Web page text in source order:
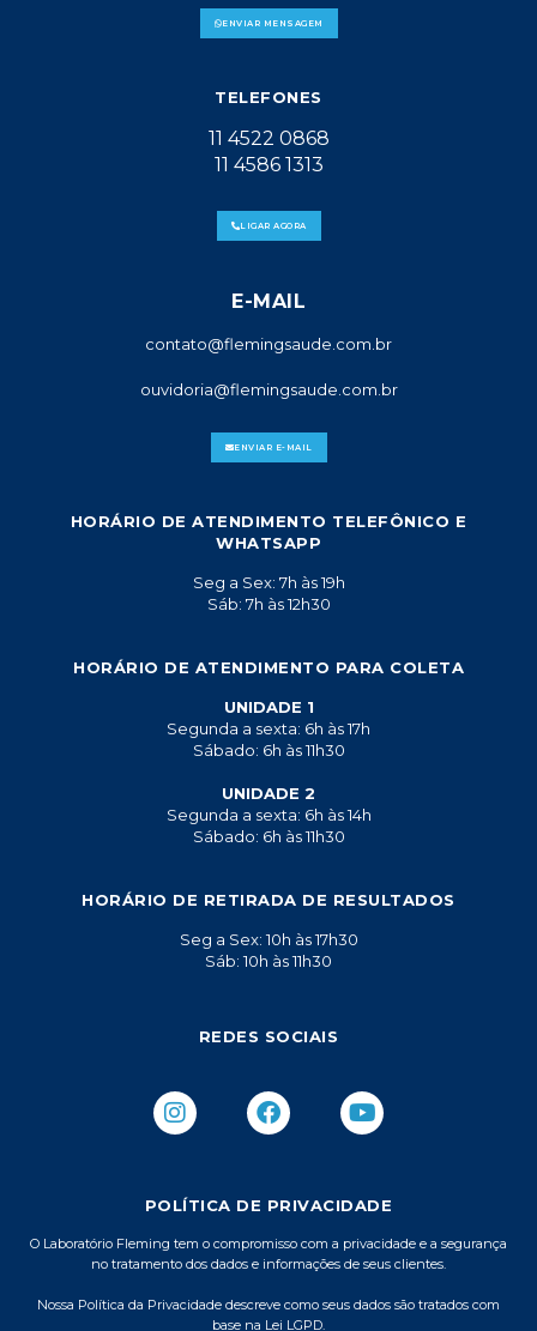
ENVIAR MENSAGEM
TELEFONES
11 4522 0868
11 4586 1313
LIGAR AGORA
E-MAIL
contato@flemingsaude.com.br
ouvidoria@flemingsaude.com.br
ENVIAR E-MAIL
HORÁRIO DE ATENDIMENTO TELEFÔNICO E
WHATSAPP
Seg a Sex: 7h às 19h
Sáb: 7h às 12h30
HORÁRIO DE ATENDIMENTO PARA COLETA
UNIDADE 1
Segunda a sexta: 6h às 17h
Sábado: 6h às 11h30
UNIDADE 2
Segunda a sexta: 6h às 14h
Sábado: 6h às 11h30
HORÁRIO DE RETIRADA DE RESULTADOS
Seg a Sex: 10h às 17h30
Sáb: 10h às 11h30
REDES SOCIAIS
I
n
a
r
a
m
F
a
b
o
k
Y
o
u
e
POLÍTICA DE PRIVACIDADE
O Laboratório Fleming tem o compromisso com a privacidade e a segurança
no tratamento dos dados e informações de seus clientes.
Nossa Política da Privacidade descreve como seus dados são tratados com
base na Lei LGPD.